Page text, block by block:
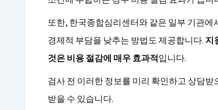
또한, 한국종합심리센터와 같은 일부 기관에
경제적 부담을 낮추는 방법도 제공합니다. 지
것은 비용 절감에 매우 효과적입니다.
검사 전 이러한 정보를 미리 확인하고 상담
받을 수 있습니다.